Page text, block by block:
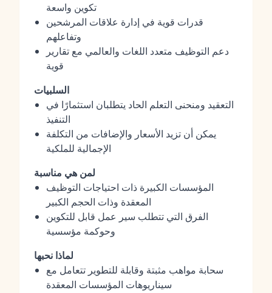
تكوين واسعة
قدرات قوية في إدارة علاقات المرشحين
وتفاعلهم
دعم التوظيف متعدد اللغات والعالمي مع تقارير
قوية
السلبيات
التعقيد ومنحنى التعلم الحاد يتطلبان استثمارًا في
التنفيذ
يمكن أن تزيد الأسعار والإضافات من التكلفة
الإجمالية للملكية
لمن هي مناسبة
المؤسسات الكبيرة ذات احتياجات التوظيف
المعقدة وذات الحجم الكبير
الفرق التي تتطلب سير عمل قابل للتكوين
وحوكمة مؤسسية
لماذا نحبها
سحابة مواهب مثبتة وقابلة للتطوير تتعامل مع
سيناريوهات المؤسسات المعقدة